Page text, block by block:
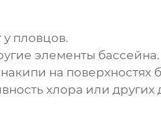
пловцов.
элементы бассейна.
на поверхностях
хлора или